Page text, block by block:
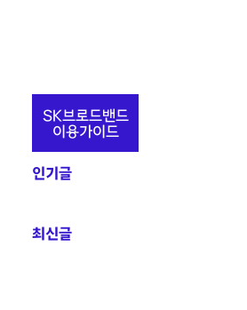
추
정
보
SK브로드밴드
이용가이드
인기글
최신글